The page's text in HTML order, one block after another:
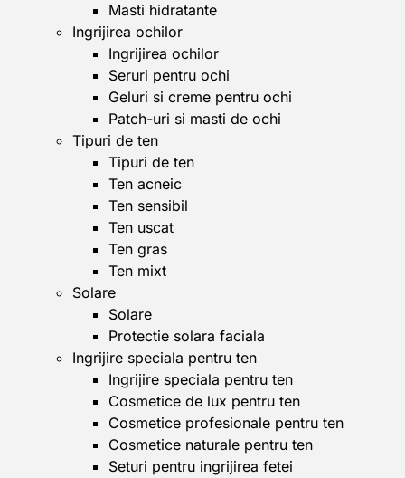
Masti hidratante
Ingrijirea ochilor
Ingrijirea ochilor
Seruri pentru ochi
Geluri si creme pentru ochi
Patch-uri si masti de ochi
Tipuri de ten
Tipuri de ten
Ten acneic
Ten sensibil
Ten uscat
Ten gras
Ten mixt
Solare
Solare
Protectie solara faciala
Ingrijire speciala pentru ten
Ingrijire speciala pentru ten
Cosmetice de lux pentru ten
Cosmetice profesionale pentru ten
Cosmetice naturale pentru ten
Seturi pentru ingrijirea fetei